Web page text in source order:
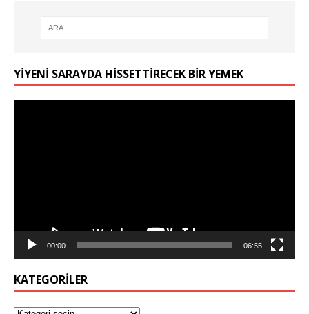
YIYENI SARAYDA HISSETTIRECEK BIR YEMEK
00:00 06:55
KATEGORILER